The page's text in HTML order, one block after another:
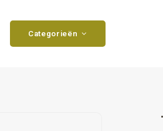
Categorieën